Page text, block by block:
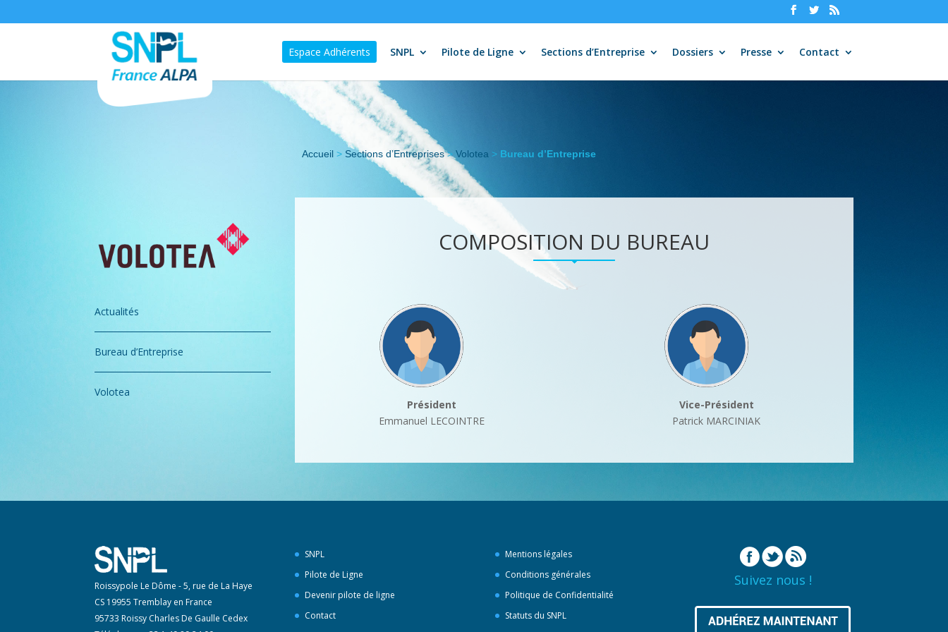
Espace Adhérents SNPL Pilote de Ligne Sections d’Entreprise Dossiers Presse Contact
Accueil> Sections d’Entreprises>Volotea> Bureau d’Entreprise
Actualités
Bureau d’Entreprise
Volotea
COMPOSITION DU BUREAU
Président
Emmanuel LECOINTRE
Vice-Président
Patrick MARCINIAK
Roissypole Le Dôme - 5, rue de La Haye
CS 19955 Tremblay en France
95733 Roissy Charles De Gaulle Cedex
SNPL
Pilote de Ligne
Devenir pilote de ligne
Contact
Mentions légales
Conditions générales
Politique de Confidentialité
Statuts du SNPL
Suivez nous !